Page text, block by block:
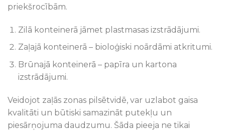
priekšrocībām.
Zilā konteinerā jāmet plastmasas izstrādājumi.
Zaļajā konteinerā – bioloģiski noārdāmi atkritumi.
Brūnajā konteinerā – papīra un kartona
izstrādājumi.
Veidojot zaļās zonas pilsētvidē, var uzlabot gaisa
kvalitāti un būtiski samazināt putekļu un
piesārņojuma daudzumu. Šāda pieeja ne tikai